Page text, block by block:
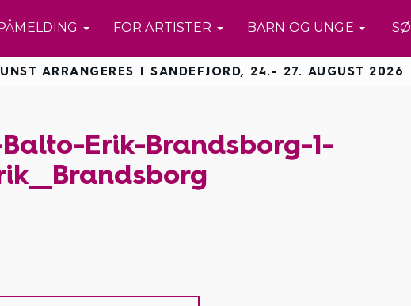
FOR ARTISTER BARN OG UNGE
ARRANGERES I SANDEFJORD, 24.- 27. AUGUST 2026
Erik-Brandsborg-1-